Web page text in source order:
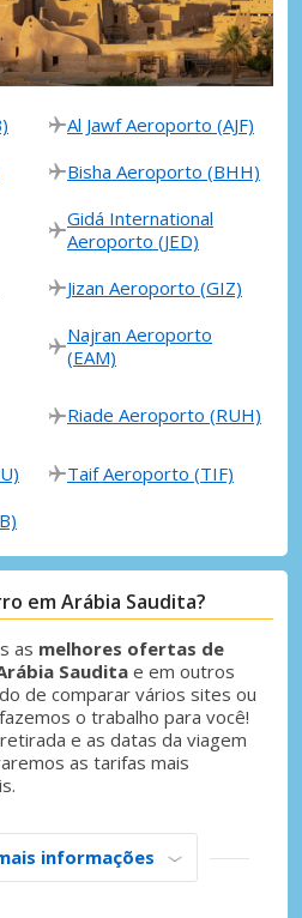
Al Jawf Aeroporto (AJF)
Bisha Aeroporto (BHH)
Gidá International
Aeroporto (JED)
Jizan Aeroporto (GIZ)
Najran Aeroporto
(EAM)
Riade Aeroporto (RUH)
Taif Aeroporto (TIF)
em Arábia Saudita?
as melhores ofertas de
Saudita e em outros
de comparar vários sites ou
o trabalho para você!
e as datas da viagem
as tarifas mais
informações